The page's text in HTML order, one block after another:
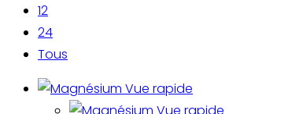
12
24
Tous
Vue rapide
Vue rapide